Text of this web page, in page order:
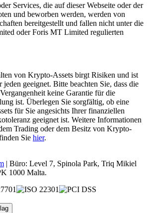
Services, die auf dieser Webseite oder der
und beworben werden, werden von
bereitgestellt und fallen nicht unter die
oder Foris MT Limited regulierten
von Krypto-Assets birgt Risiken und ist
geeignet. Bitte beachten Sie, dass die
keine Garantie für die
ist. Überlegen Sie sorgfältig, ob eine
für Sie angesichts Ihrer finanziellen
geeignet ist. Weitere Informationen
Trading oder dem Besitz von Krypto-
Sie hier.
| Büro: Level 7, Spinola Park, Triq Mikiel
1000 Malta.